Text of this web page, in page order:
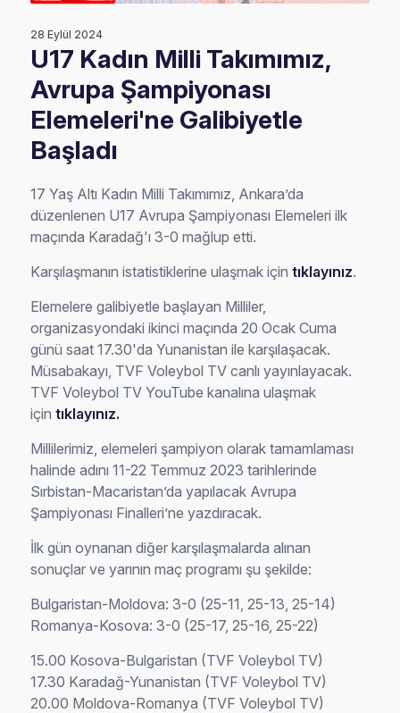
28 Eylül 2024
U17 Kadın Milli Takımımız,
Avrupa Şampiyonası
Elemeleri'ne Galibiyetle
Başladı
17 Yaş Altı Kadın Milli Takımımız, Ankara’da
düzenlenen U17 Avrupa Şampiyonası Elemeleri ilk
maçında Karadağ'ı 3-0 mağlup etti.
Karşılaşmanın istatistiklerine ulaşmak içintıklayınız.
Elemelere galibiyetle başlayan Milliler,
organizasyondaki ikinci maçında 20 Ocak Cuma
günü saat 17.30'da Yunanistan ile karşılaşacak.
Müsabakayı, TVF Voleybol TV canlı yayınlayacak.
TVF Voleybol TV YouTube kanalına ulaşmak
içintıklayınız.
Millilerimiz, elemeleri şampiyon olarak tamamlaması
halinde adını 11-22 Temmuz 2023 tarihlerinde
Sırbistan-Macaristan’da yapılacak Avrupa
Şampiyonası Finalleri’ne yazdıracak.
İlk gün oynanan diğer karşılaşmalarda alınan
sonuçlar ve yarının maç programı şu şekilde:
Bulgaristan-Moldova: 3-0 (25-11, 25-13, 25-14)
Romanya-Kosova: 3-0 (25-17, 25-16, 25-22)
15.00 Kosova-Bulgaristan (TVF Voleybol TV)
17.30 Karadağ-Yunanistan (TVF Voleybol TV)
20.00 Moldova-Romanya (TVF Voleybol TV)